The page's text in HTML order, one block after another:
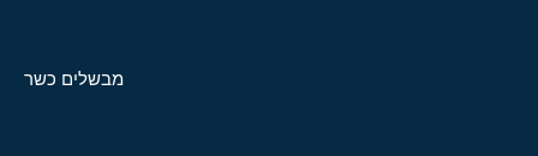
מבשלים כשר